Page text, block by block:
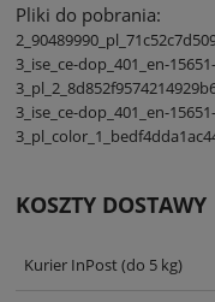
Pliki do pobrania:
3_ise_ce-dop_401_en-
3_ise_ce-dop_401_en-
KOSZTY DOSTAWY
Kurier InPost(do 5 kg)